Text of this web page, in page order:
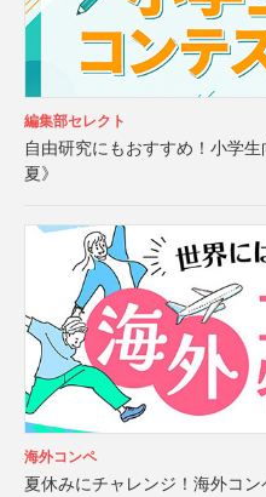
編集部セレクト
自由研究にもおすすめ！小学
夏》
海外コンペ
夏休みにチャレンジ！海外コ